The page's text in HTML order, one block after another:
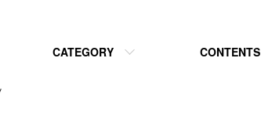
CATEGORY CONTENTS